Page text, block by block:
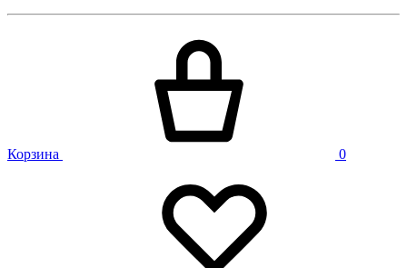
Корзина 0